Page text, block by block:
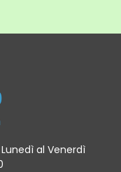
al Venerdì